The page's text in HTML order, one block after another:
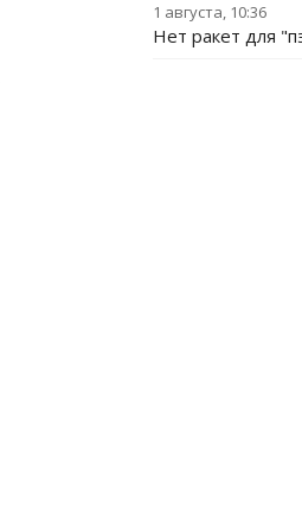
1 августа, 10:36
Нет ракет для